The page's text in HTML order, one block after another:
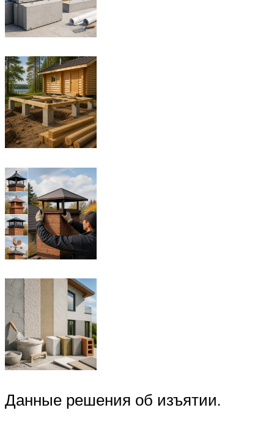
Данные решения об изъятии.